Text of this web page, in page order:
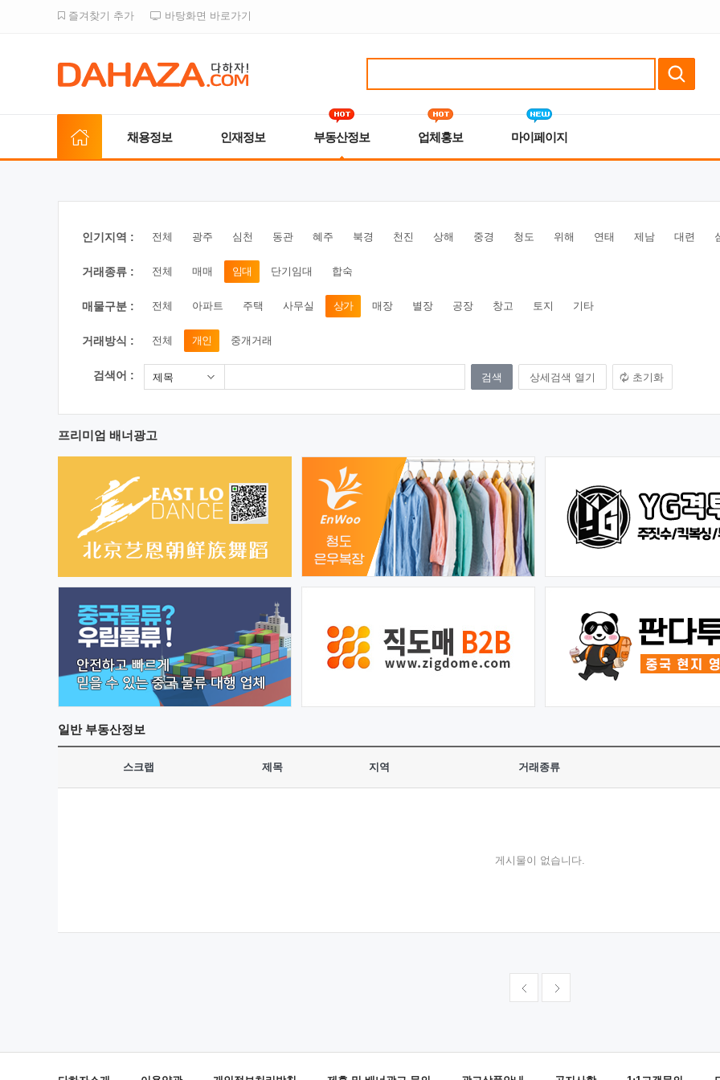
즐겨찾기 추가 바탕화면 바로가기
채용정보 인재정보 부동산정보 업체홍보 마이페이지
인기지역 : 전체 광주 심천 동관 혜주 북경 천진 상해 중경 청도 위해 연태 제남 대련
거래종류 : 전체 매매 임대 단기임대 합숙
매물구분 : 전체 아파트 주택 사무실 상가 매장 별장 공장 창고 토지 기타
거래방식 : 전체 개인 중개거래
검색어 : 제목 상세검색 열기 초기화
프리미엄 배너광고
일반부동산정보
스크랩 제목 지역 거래종류
게시물이 없습니다.